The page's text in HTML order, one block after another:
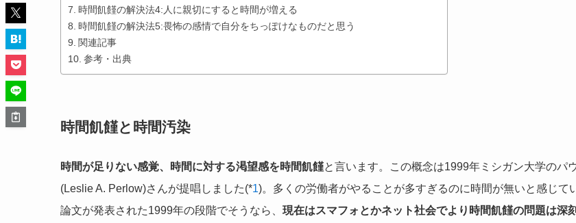
時間飢饉の解決法4:人に親切にすると時間が増える
時間飢饉の解決法5:畏怖の感情で自分をちっぽけなものだと思う
関連記事
参考・出典
時間飢饉と時間汚染
時間が足りない感覚、時間に対する渇望感を時間飢饉と言います。この概念は1999年ミシガン大学のパ
(Leslie A. Perlow)さんが提唱しました(*1)。多くの労働者がやることが多すぎるのに時間が無いと感じて
論文が発表された1999年の段階でそうなら、 現在はスマフォとかネット社会でより時間飢饉の問題は深